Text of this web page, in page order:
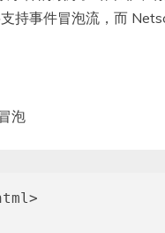
持事件冒泡流，而
泡